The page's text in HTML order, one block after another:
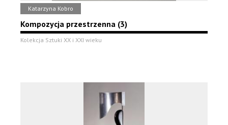
Katarzyna Kobro
Kompozycja przestrzenna (3)
Kolekcja Sztuki XX i XXI wieku